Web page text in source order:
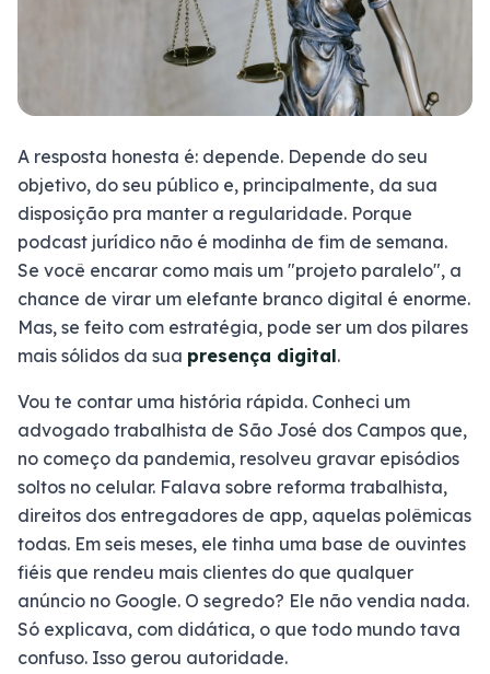
A resposta honesta é: depende. Depende do seu
objetivo, do seu público e, principalmente, da sua
disposição pra manter a regularidade. Porque
podcast jurídico não é modinha de fim de semana.
Se você encarar como mais um "projeto paralelo", a
chance de virar um elefante branco digital é enorme.
Mas, se feito com estratégia, pode ser um dos pilares
mais sólidos da sua presença digital.
Vou te contar uma história rápida. Conheci um
advogado trabalhista de São José dos Campos que,
no começo da pandemia, resolveu gravar episódios
soltos no celular. Falava sobre reforma trabalhista,
direitos dos entregadores de app, aquelas polêmicas
todas. Em seis meses, ele tinha uma base de ouvintes
fiéis que rendeu mais clientes do que qualquer
anúncio no Google. O segredo? Ele não vendia nada.
Só explicava, com didática, o que todo mundo tava
confuso. Isso gerou autoridade.